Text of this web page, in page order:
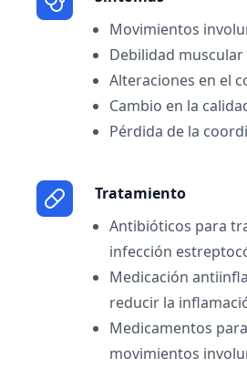
Movimientos
Debilidad muscular
Alteraciones en el
Cambio en la
Pérdida de la
Tratamiento
Antibióticos para
infección
Medicación
reducir la
Medicamentos
movimientos